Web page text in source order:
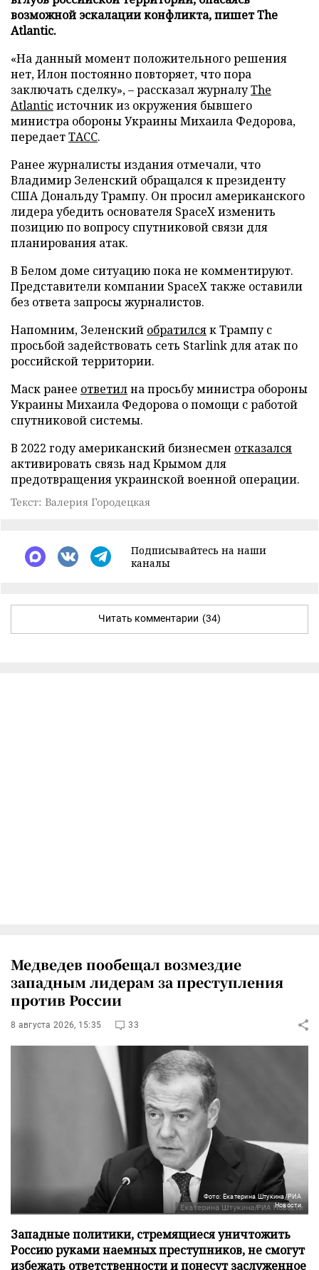
возможной эскалации конфликта, пишет The
Atlantic.
«На данный момент положительного решения
нет, Илон постоянно повторяет, что пора
заключать сделку», – рассказал журналуThe
Atlanticисточник из окружения бывшего
министра обороны Украины Михаила Федорова,
передаетТАСС.
Ранее журналисты издания отмечали, что
Владимир Зеленский обращался к президенту
США Дональду Трампу. Он просил американского
лидера убедить основателя SpaceX изменить
позицию по вопросу спутниковой связи для
планирования атак.
В Белом доме ситуацию пока не комментируют.
Представители компании SpaceX также оставили
без ответа запросы журналистов.
Напомним, Зеленский обратилсяк Трампу с
просьбой задействовать сеть Starlink для атак по
российской территории.
Маск ранее ответилна просьбу министра обороны
Украины Михаила Федорова о помощи с работой
спутниковой системы.
В 2022 году американский бизнесмен отказался
активировать связь над Крымом для
предотвращения украинской военной операции.
Текст: Валерия Городецкая
Подписывайтесь на наши
каналы
Читать комментарии (34)
Медведев пообещал возмездие
западным лидерам за преступления
против России
8 августа 2026, 15:35 33
Фото: Екатерина Штукина/РИА
Новости
Западные политики, стремящиеся уничтожить
Россию руками наемных преступников, не смогут
избежать ответственности и понесут заслуженное